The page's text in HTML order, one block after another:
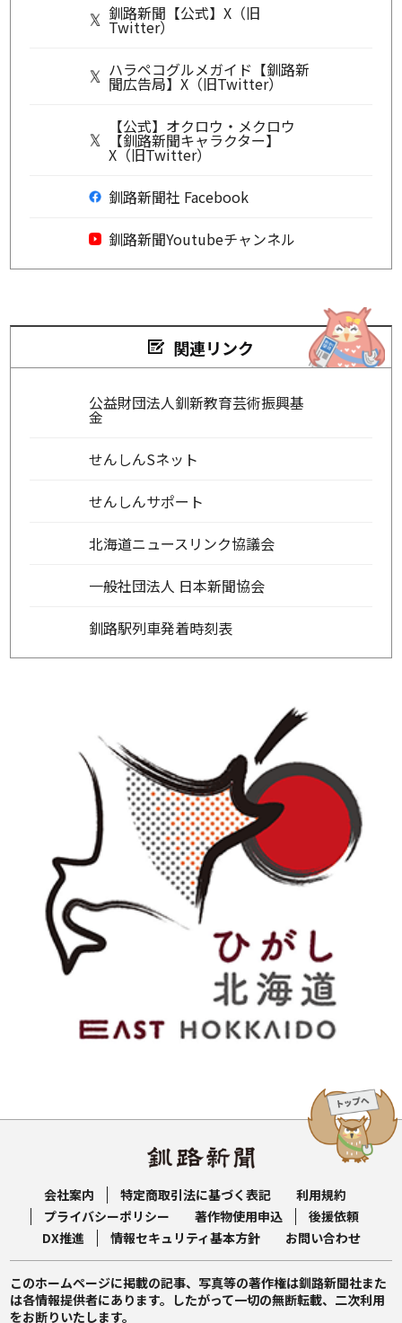
釧路新聞【公式】X（旧
Twitter）
ハラペコグルメガイド【釧路新
聞広告局】X（旧Twitter）
【公式】オクロウ・メクロウ
【釧路新聞キャラクター】
X（旧Twitter）
釧路新聞社 Facebook
釧路新聞Youtubeチャンネル
関連リンク
公益財団法人釧新教育芸術振興基
金
せんしんSネット
せんしんサポート
北海道ニュースリンク協議会
一般社団法人 日本新聞協会
釧路駅列車発着時刻表
会社案内 特定商取引法に基づく表記
利用規約
プライバシーポリシー
著作物使用申込
後援依頼
DX推進
情報セキュリティ基本方針 お問い合わせ
このホームページに掲載の記事、写真等の著作権は釧路新聞社また
は各情報提供者にあります。したがって一切の無断転載、二次利用
をお断りいたします。